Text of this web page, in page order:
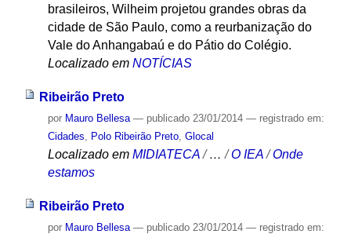
brasileiros, Wilheim projetou grandes obras da
cidade de São Paulo, como a reurbanização do
Vale do Anhangabaú e do Pátio do Colégio.
Localizado em NOTÍCIAS
Ribeirão Preto
por Mauro Bellesa — publicado23/01/2014 — registrado em:
Cidades, Polo Ribeirão Preto, Glocal
Localizado em MIDIATECA /…/O IEA /Onde
estamos
Ribeirão Preto
por Mauro Bellesa — publicado23/01/2014 — registrado em: